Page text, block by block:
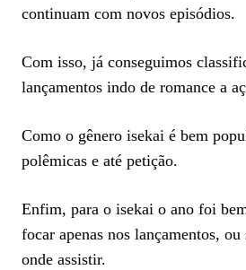
continuam com novos episódios.
Com isso, já conseguimos
lançamentos indo de romance a
Como o gênero isekai é bem
polêmicas e até petição.
Enfim, para o isekai o ano foi
focar apenas nos lançamentos,
onde assistir.